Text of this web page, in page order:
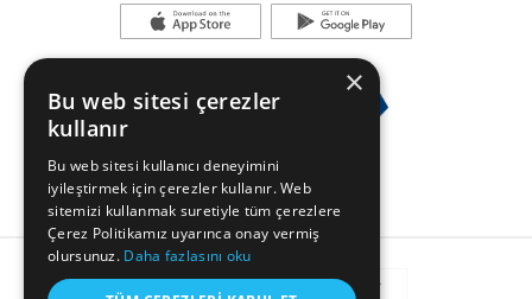
×
Bu web sitesi çerezler
kullanır
Bu web sitesi kullanıcı deneyimini
iyileştirmek için çerezler kullanır. Web
sitemizi kullanmak suretiyle tüm çerezlere
Çerez Politikamız uyarınca onay vermiş
olursunuz. Daha fazlasını oku